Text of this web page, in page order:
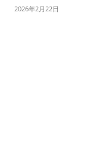
2026年2月22日